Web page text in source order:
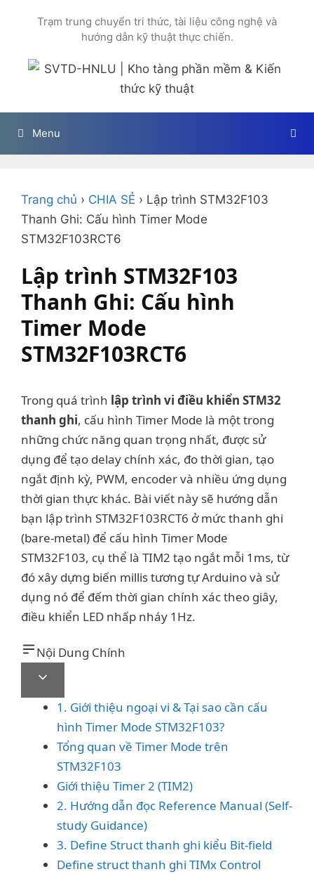
Trạm trung chuyển tri thức, tài liệu công nghệ và
hướng dẫn kỹ thuật thực chiến.
Menu
Trang chủ › CHIA SẺ › Lập trình STM32F103
Thanh Ghi: Cấu hình Timer Mode
STM32F103RCT6
Lập trình STM32F103
Thanh Ghi: Cấu hình
Timer Mode
STM32F103RCT6
Trong quá trình lập trình vi điều khiển STM32
thanh ghi, cấu hình Timer Mode là một trong
những chức năng quan trọng nhất, được sử
dụng để tạo delay chính xác, đo thời gian, tạo
ngắt định kỳ, PWM, encoder và nhiều ứng dụng
thời gian thực khác. Bài viết này sẽ hướng dẫn
bạn lập trình STM32F103RCT6 ở mức thanh ghi
(bare-metal) để cấu hình Timer Mode
STM32F103, cụ thể là TIM2 tạo ngắt mỗi 1ms, từ
đó xây dựng biến millis tương tự Arduino và sử
dụng nó để đếm thời gian chính xác theo giây,
điều khiển LED nhấp nháy 1Hz.
Nội Dung Chính
1. Giới thiệu ngoại vi & Tại sao cần cấu
hình Timer Mode STM32F103?
Tổng quan về Timer Mode trên
STM32F103
Giới thiệu Timer 2 (TIM2)
2. Hướng dẫn đọc Reference Manual (Self-
study Guidance)
3. Define Struct thanh ghi kiểu Bit-field
Define struct thanh ghi TIMx Control